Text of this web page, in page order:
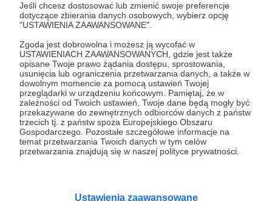
Jeśli chcesz dostosować lub zmienić swoje preferencje
dotyczące zbierania danych osobowych, wybierz opcję
"USTAWIENIA ZAAWANSOWANE".
Zgoda jest dobrowolna i możesz ją wycofać w
USTAWIENIACH ZAAWANSOWANYCH, gdzie jest także
opisane Twoje prawo żądania dostępu, sprostowania,
usunięcia lub ograniczenia przetwarzania danych, a także w
dowolnym momencie za pomocą ustawień Twojej
przeglądarki w urządzeniu końcowym. Pamiętaj, że w
zależności od Twoich ustawień, Twoje dane będą mogły być
przekazywane do zewnętrznych odbiorców danych z państw
trzecich tj. z państw spoza Europejskiego Obszaru
Gospodarczego. Pozostałe szczegółowe informacje na
temat przetwarzania Twoich danych w tym celów
przetwarzania znajdują się w naszej polityce prywatności.
Ustawienia zaawansowane
* Zapoznałem się i akceptujęRegulaminserwisu oraz
Prywatności
* Wyrażam zgodę na przetwarzanie moich danych
osobowych podanych w formularzu rejestracyjnym w celu
prawidłowego świadczenia usług serwisu Patronite.
Wyrażam zgodę na otrzymywanie drogą elektroniczną
informacji handlowych - newslettera. Opcja ta może zostać
zmieniona w ustawieniach konta.